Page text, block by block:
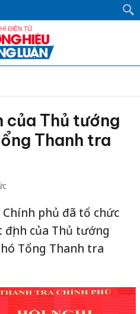
của Thủ tướng
Thanh tra
phủ đã tổ chức
định của Thủ tướng
Tổng Thanh tra